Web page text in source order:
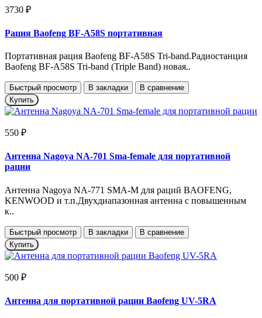
3730 ₽
Рация Baofeng BF-A58S портативная
Портативная рация Baofeng BF-A58S Tri-band.Радиостанция
Baofeng BF-A58S Tri-band (Triple Band) новая..
Быстрый просмотр В закладки
В сравнение
Купить
550 ₽
Антенна Nagoya NA-701 Sma-female для портативной
рации
Антенна Nagoya NA-771 SMA-M для раций BAOFENG,
KENWOOD и т.п.Двухдиапазонная антенна с повышенным
к..
Быстрый просмотр В закладки
В сравнение
Купить
500 ₽
Антенна для портативной рации Baofeng UV-5RA